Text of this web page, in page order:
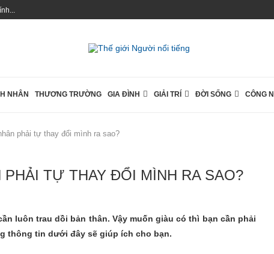
NHÂN THƯƠNG TRƯỜNG GIA ĐÌNH GIẢI TRÍ ĐỜI SỐNG CÔNG
phải tự thay đổi mình ra sao?
TỰ THAY ĐỔI MÌNH RA SAO?
luôn trau dồi bản thân. Vậy muốn giàu có thì bạn cần phải
thông tin dưới đây sẽ giúp ích cho bạn.